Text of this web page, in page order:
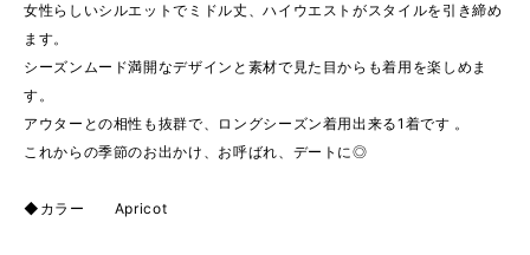
女性らしいシルエットでミドル丈、ハイウエストがスタイルを引き締め
ます。
シーズンムード満開なデザインと素材で見た目からも着用を楽しめま
す。
アウターとの相性も抜群で、ロングシーズン着用出来る1着です 。
これからの季節のお出かけ、お呼ばれ、デートに◎
◆カラー Apricot